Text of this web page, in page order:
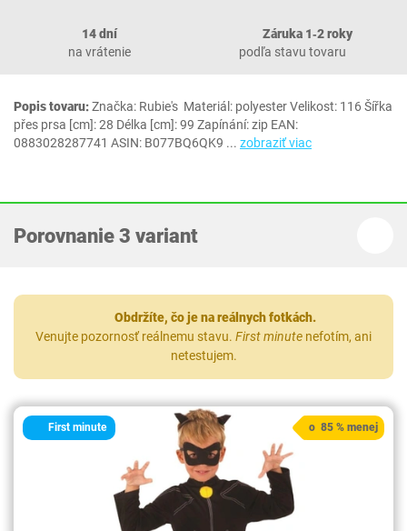
14 dní
na vrátenie
Záruka 1‐2 roky
podľa stavu tovaru
Popis tovaru:Značka: Rubie's Materiál: polyester Velikost: 116 Šířka
přes prsa [cm]: 28 Délka [cm]: 99 Zapínání: zip EAN:
0883028287741 ASIN: B077BQ6QK9 ... zobraziť viac
Porovnanie 3 variant
Obdržíte, čo je na reálnych fotkách.
Venujte pozornosť reálnemu stavu. First minute nefotím, ani
netestujem.
First minute o 85 % menej